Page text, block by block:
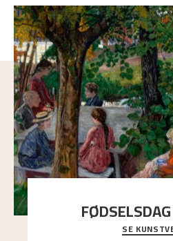
En gruppe mennesker er
SE